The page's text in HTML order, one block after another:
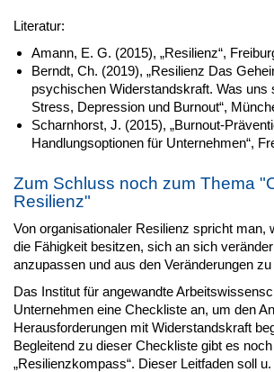
Literatur:
Amann, E. G. (2015), „Resilienz“,
Berndt, Ch. (2019), „Resilienz Das
psychischen Widerstandskraft. Was uns
Stress, Depression und Burnout“,
Scharnhorst, J. (2015), „Burnout-
Handlungsoptionen für Unternehmen“,
Zum Schluss noch zum Thema
Resilienz"
Von organisationaler Resilienz spricht man,
die Fähigkeit besitzen, sich an sich
anzupassen und aus den Veränderungen zu
Das Institut für angewandte
Unternehmen eine Checkliste an, um den
Herausforderungen mit Widerstandskraft
Begleitend zu dieser Checkliste gibt es
„Resilienzkompass“. Dieser Leitfaden soll